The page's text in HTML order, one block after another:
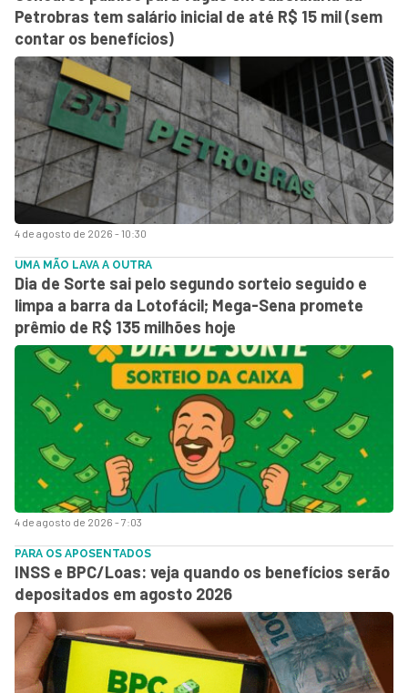
4 de agosto de 2026 - 10:30
Petrobras tem salário inicial de até R$ 15 mil (sem
contar os benefícios)
4 de agosto de 2026 - 7:03
UMA MÃO LAVA A OUTRA
Dia de Sorte sai pelo segundo sorteio seguido e
limpa a barra da Lotofácil; Mega-Sena promete
prêmio de R$ 135 milhões hoje
PARA OS APOSENTADOS
INSS e BPC/Loas: veja quando os benefícios serão
depositados em agosto 2026